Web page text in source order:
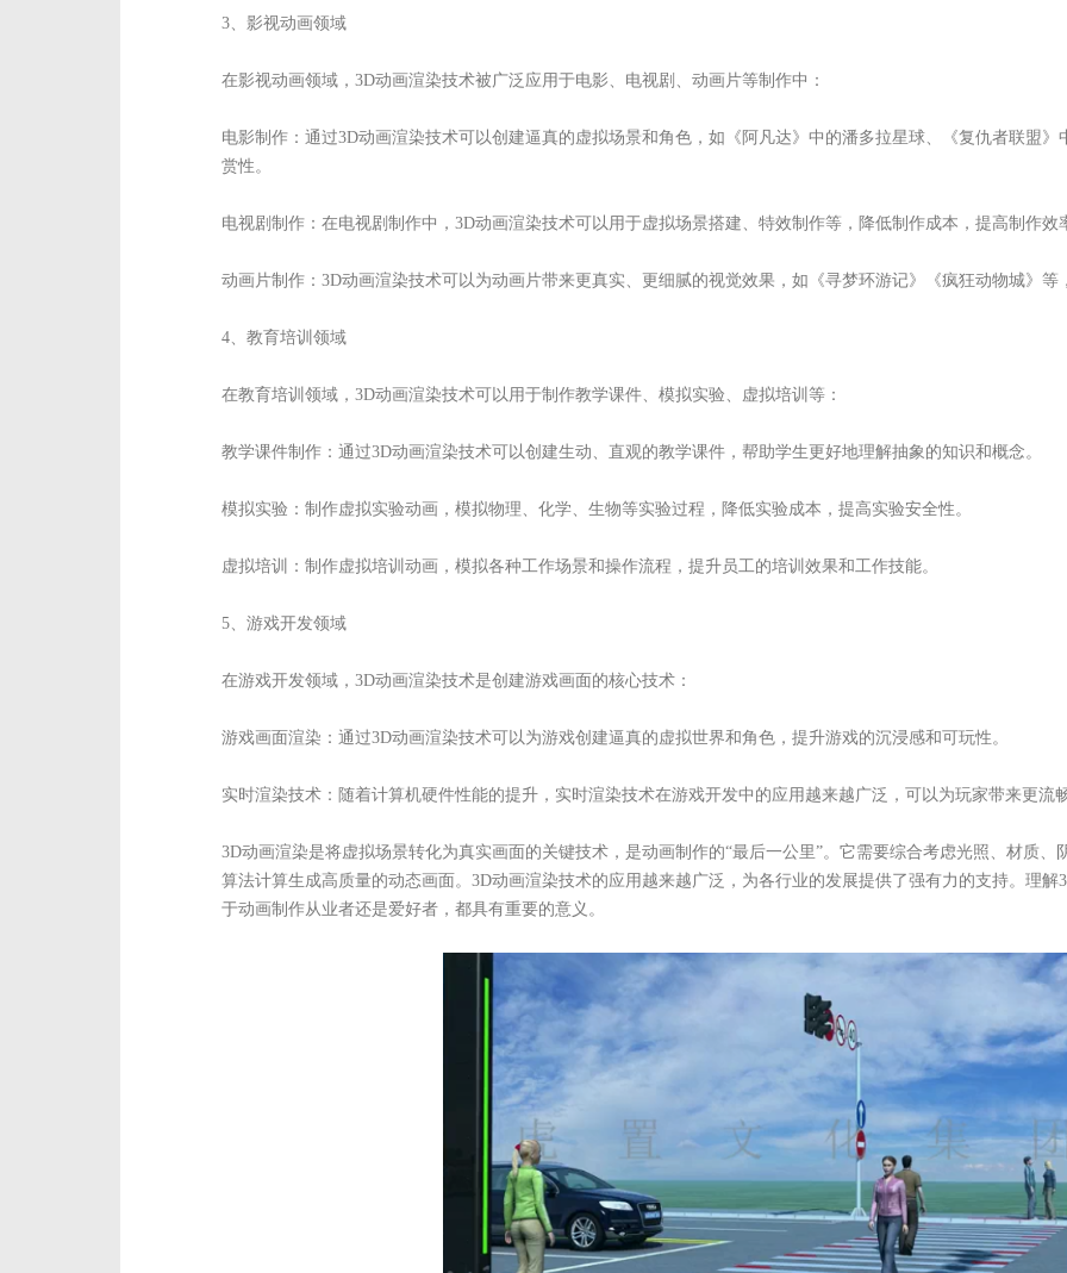
3、影视动画领域
在影视动画领域，3D动画渲染技术被广泛应用于电影、电视剧、动画片等制作中：
电影制作：通过3D动画渲染技术可以创建逼真的虚拟场景和角色，如《阿凡达》中的潘多拉星球、《复仇者联盟
赏性。
电视剧制作：在电视剧制作中，3D动画渲染技术可以用于虚拟场景搭建、特效制作等，降低制作成本，提高制作效
动画片制作：3D动画渲染技术可以为动画片带来更真实、更细腻的视觉效果，如《寻梦环游记》《疯狂动物城》等
4、教育培训领域
在教育培训领域，3D动画渲染技术可以用于制作教学课件、模拟实验、虚拟培训等：
教学课件制作：通过3D动画渲染技术可以创建生动、直观的教学课件，帮助学生更好地理解抽象的知识和概念。
模拟实验：制作虚拟实验动画，模拟物理、化学、生物等实验过程，降低实验成本，提高实验安全性。
虚拟培训：制作虚拟培训动画，模拟各种工作场景和操作流程，提升员工的培训效果和工作技能。
5、游戏开发领域
在游戏开发领域，3D动画渲染技术是创建游戏画面的核心技术：
游戏画面渲染：通过3D动画渲染技术可以为游戏创建逼真的虚拟世界和角色，提升游戏的沉浸感和可玩性。
实时渲染技术：随着计算机硬件性能的提升，实时渲染技术在游戏开发中的应用越来越广泛，可以为玩家带来更流
3D动画渲染是将虚拟场景转化为真实画面的关键技术，是动画制作的“最后一公里”。它需要综合考虑光照、材质
算法计算生成高质量的动态画面。3D动画渲染技术的应用越来越广泛，为各行业的发展提供了强有力的支持。理
于动画制作从业者还是爱好者，都具有重要的意义。